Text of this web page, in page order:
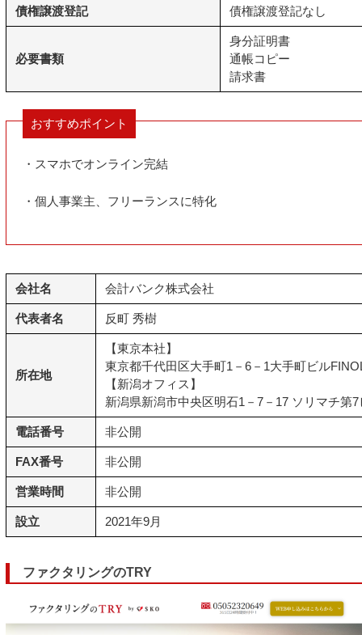
債権譲渡登記 債権譲渡登記なし
必要書類
身分証明書
通帳コピー
請求書
おすすめポイント
・スマホでオンライン完結
・個人事業主、フリーランスに特化
会社名 会計バンク株式会社
代表者名 反町 秀樹
所在地
【東京本社】
東京都千代田区大手町1－6－1大手町ビル
【新潟オフィス】
新潟県新潟市中央区明石1－7－17 ソリマチ第7
電話番号 非公開
FAX番号 非公開
営業時間 非公開
設立 2021年9月
ファクタリングのTRY